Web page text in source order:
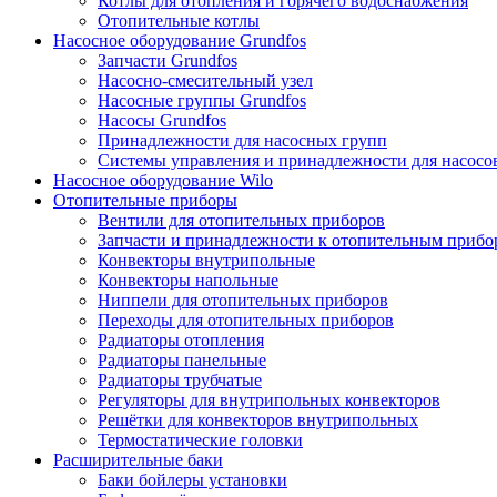
Отопительные котлы
Насосное оборудование Grundfos
Запчасти Grundfos
Насосно-смесительный узел
Насосные группы Grundfos
Насосы Grundfos
Принадлежности для насосных групп
Системы управления и принадлежности для
Насосное оборудование Wilo
Отопительные приборы
Вентили для отопительных приборов
Запчасти и принадлежности к отопительным
Конвекторы внутрипольные
Конвекторы напольные
Ниппели для отопительных приборов
Переходы для отопительных приборов
Радиаторы отопления
Радиаторы панельные
Радиаторы трубчатые
Регуляторы для внутрипольных конвекторов
Решётки для конвекторов внутрипольных
Термостатические головки
Расширительные баки
Баки бойлеры установки